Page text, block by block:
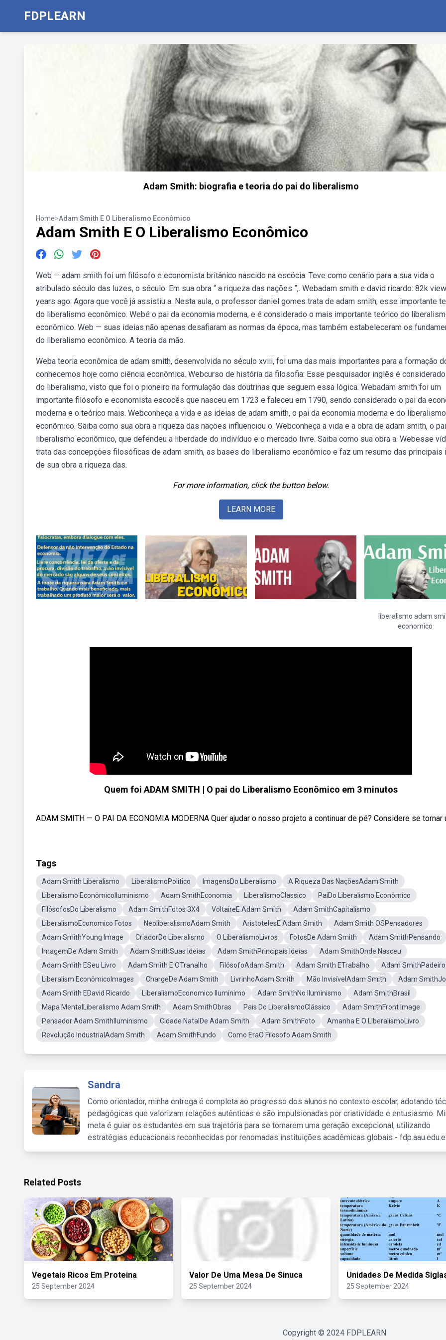
FDPLEARN
Adam Smith: biografia e teoria do pai do liberalismo
Home>Adam Smith E O Liberalismo Econômico
Adam Smith E O Liberalismo Econômico
Web — adam smith foi um filósofo e economista britânico nascido na escócia. Teve como cenário para a sua vida o
atribulado século das luzes, o século. Em sua obra “ a riqueza das nações ”,. Webadam smith e david ricardo: 82k
years ago. Agora que você já assistiu a. Nesta aula, o professor daniel gomes trata de adam smith, esse importante
do liberalismo econômico. Webé o pai da economia moderna, e é considerado o mais importante teórico do
econômico. Web — suas ideias não apenas desafiaram as normas da época, mas também estabeleceram os
do liberalismo econômico. A teoria da mão.
Weba teoria econômica de adam smith, desenvolvida no século xviii, foi uma das mais importantes para a formação
conhecemos hoje como ciência econômica. Webcurso de história da filosofia: Esse pesquisador inglês é
do liberalismo, visto que foi o pioneiro na formulação das doutrinas que seguem essa lógica. Webadam smith foi um
importante filósofo e economista escocês que nasceu em 1723 e faleceu em 1790, sendo considerado o pai da
moderna e o teórico mais. Webconheça a vida e as ideias de adam smith, o pai da economia moderna e do liberalismo
econômico. Saiba como sua obra a riqueza das nações influenciou o. Webconheça a vida e a obra de adam smith, o
liberalismo econômico, que defendeu a liberdade do indivíduo e o mercado livre. Saiba como sua obra a. Webesse
trata das concepções filosóficas de adam smith, as bases do liberalismo econômico e faz um resumo das principais
de sua obra a riqueza das.
For more information, click the button below.
LEARN MORE
liberalismo adam
economico
Quem foi ADAM SMITH | O pai do Liberalismo Econômico em 3 minutos
ADAM SMITH — O PAI DA ECONOMIA MODERNA Quer ajudar o nosso projeto a continuar de pé? Considere se tornar
Tags
Adam Smith Liberalismo LiberalismoPolitico ImagensDo Liberalismo
A Riqueza Das NaçõesAdam Smith
Liberalismo EconômicoIluminismo
Adam SmithEconomia LiberalismoClassico
PaiDo Liberalismo Econômico
FilósofosDo Liberalismo
Adam SmithFotos 3X4 VoltaireE Adam Smith
Adam SmithCapitalismo
LiberalismoEconomico Fotos
NeoliberalismoAdam Smith AristotelesE Adam Smith
Adam Smith OSPensadores
Adam SmithYoung Image
CriadorDo Liberalismo O LiberalismoLivros FotosDe Adam Smith
Adam SmithPensando
ImagemDe Adam Smith
Adam SmithSuas Ideias Adam SmithPrincipais Ideias
Adam SmithOnde Nasceu
Adam Smith ESeu Livro
Adam Smith E OTranalho FilósofoAdam Smith Adam Smith ETrabalho
Adam SmithPadeiro
Liberalism EconômicoImages
ChargeDe Adam Smith LivrinhoAdam Smith Mão InvisívelAdam Smith
Adam
Adam Smith EDavid Ricardo
LiberalismoEconomico Iluminimo Adam SmithNo Iluminismo
Adam SmithBrasil
Mapa MentalLiberalismo Adam Smith
Adam SmithObras Pais Do LiberalismoClássico
Adam SmithFront Image
Pensador Adam SmithIluminismo
Cidade NatalDe Adam Smith Adam SmithFoto
Amanha E O LiberalismoLivro
Revolução IndustrialAdam Smith
Adam SmithFundo Como EraO Filosofo Adam Smith
Sandra
Como orientador, minha entrega é completa ao progresso dos alunos no contexto escolar, adotando
pedagógicas que valorizam relações autênticas e são impulsionadas por criatividade e entusiasmo.
meta é guiar os estudantes em sua trajetória para se tornarem uma geração excepcional, utilizando
estratégias educacionais reconhecidas por renomadas instituições acadêmicas globais -
Related Posts
Vegetais Ricos Em Proteina
25 September 2024
Valor De Uma Mesa De Sinuca
25 September 2024
Unidades De Medida
25 September 2024
Copyright © 2024 FDPLEARN